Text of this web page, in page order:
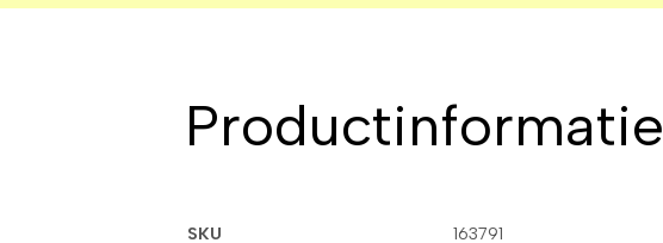
Productinformatie
SKU 163791